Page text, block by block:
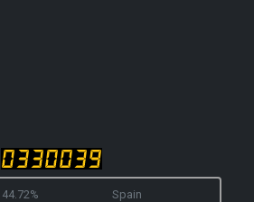
44.72%
Spain